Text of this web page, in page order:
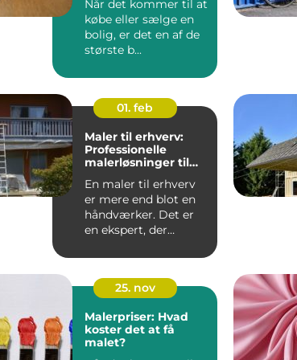
Når det kommer til at
købe eller sælge en
bolig, er det en af de
største b...
01. feb
Maler til erhverv:
Professionelle
malerløsninger til
En maler til erhverv
er mere end blot en
håndværker. Det er
en ekspert, der
25. nov
Malerpriser: Hvad
koster det at få
malet?